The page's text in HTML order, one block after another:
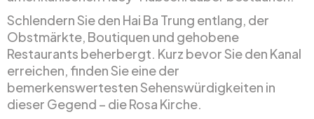
Schlendern Sie den Hai Ba Trung entlang, der
Obstmärkte, Boutiquen und gehobene
Restaurants beherbergt. Kurz bevor Sie den Kanal
erreichen, finden Sie eine der
bemerkenswertesten Sehenswürdigkeiten in
dieser Gegend – die Rosa Kirche.